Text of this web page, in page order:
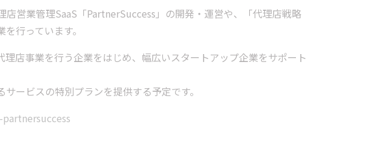
営業管理SaaS「PartnerSuccess」の開発・運営や、「代理店戦略
行っています。
理店事業を行う企業をはじめ、幅広いスタートアップ企業をサポート
ービスの特別プランを提供する予定です。